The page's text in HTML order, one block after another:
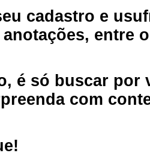
cadastro e
entre
é só buscar por
com